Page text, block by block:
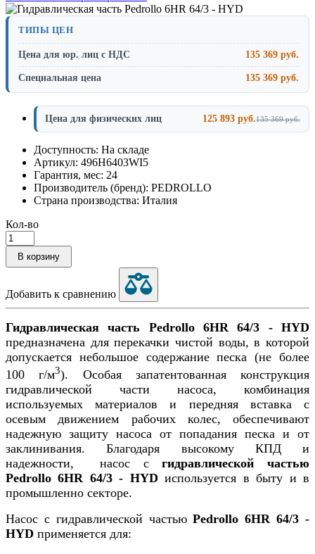
ТИПЫ ЦЕН
Цена для юр. лиц с НДС 135 369 руб.
Специальная цена 135 369 руб.
Цена для физических лиц 125 893 руб.135 369 руб.
Доступность: На складе
Артикул: 496H6403WI5
Гарантия, мес: 24
Производитель (бренд): PEDROLLO
Страна производства: Италия
Кол-во
В корзину
Добавить к сравнению
Гидравлическая часть Pedrollo 6HR 64/3 - HYD
предназначена для перекачки чистой воды, в которой
допускается небольшое содержание песка (не более
100 г/м3). Особая запатентованная конструкция
гидравлической части насоса, комбинация
используемых материалов и передняя вставка с
осевым движением рабочих колес, обеспечивают
надежную защиту насоса от попадания песка и от
заклинивания. Благодаря высокому КПД и
надежности, насос сгидравлической частью
Pedrollo6HR 64/3 - HYD используется в быту и в
промышленно секторе.
Насос с гидравлической частьюPedrollo6HR 64/3 -
HYD применяется для: